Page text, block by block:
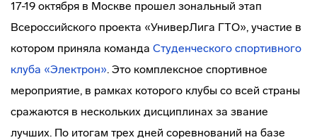
17-19 октября в Москве прошел зональный этап
Всероссийского проекта «УниверЛига ГТО», участие в
котором приняла команда Студенческого спортивного
клуба «Электрон». Это комплексное спортивное
мероприятие, в рамках которого клубы со всей страны
сражаются в нескольких дисциплинах за звание
лучших. По итогам трех дней соревнований на базе